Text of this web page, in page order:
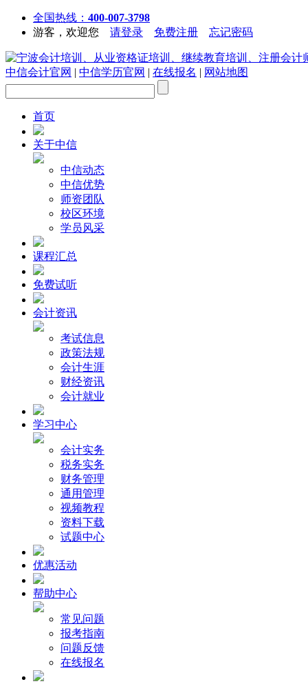
全国热线： 400-007-3798
游客，欢迎您 请登录 免费注册 忘记密码
中信会计官网 | 中信学历官网 | 在线报名 | 网站地图
首页
关于中信
中信动态
中信优势
师资团队
校区环境
学员风采
课程汇总
免费试听
会计资讯
考试信息
政策法规
会计生涯
财经资讯
会计就业
学习中心
会计实务
税务实务
财务管理
通用管理
视频教程
资料下载
试题中心
优惠活动
帮助中心
常见问题
报考指南
问题反馈
在线报名